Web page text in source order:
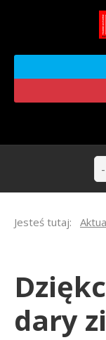
Jesteś tutaj:
dary